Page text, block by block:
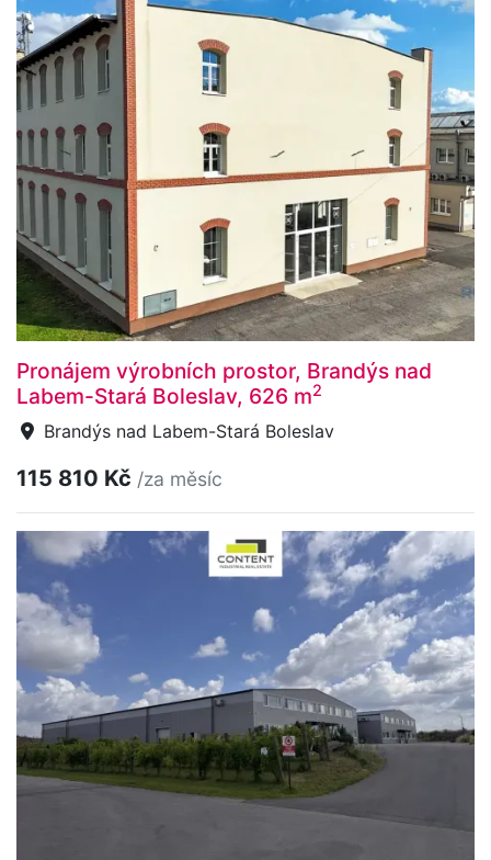
Pronájem výrobních prostor, Brandýs nad
Labem-Stará Boleslav, 626 m2
Brandýs nad Labem-Stará Boleslav
115 810 Kč /za měsíc